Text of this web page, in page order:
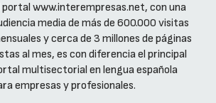
portal www.interempresas.net, con una
media de más de 600.000 visitas
y cerca de 3 millones de páginas
al mes, es con diferencia el principal
multisectorial en lengua española
empresas y profesionales.